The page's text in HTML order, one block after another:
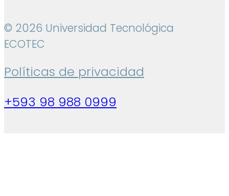
© 2026 Universidad Tecnológica
ECOTEC
Políticas de privacidad
+593 98 988 0999